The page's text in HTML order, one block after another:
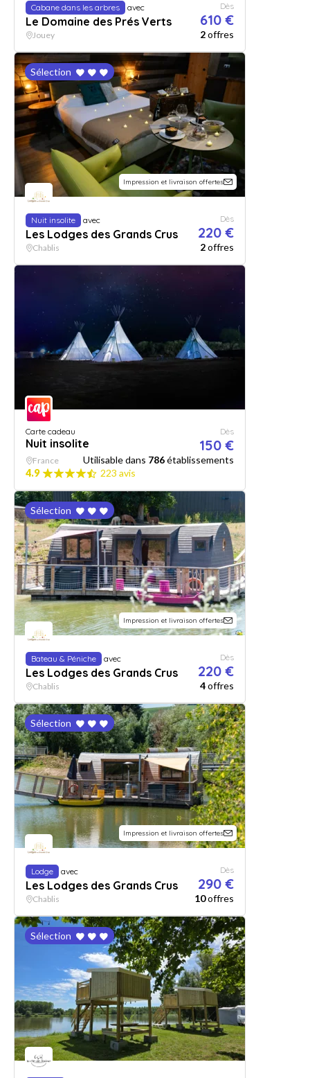
Cabane dans les arbres avec
Le Domaine des Prés Verts
Dès
610 €
Jouey 2offres
Sélection
Impression et livraison offertes
Nuit insolite avec
Les Lodges des Grands Crus
Dès
220 €
Chablis 2offres
Carte cadeau
Nuit insolite
Dès
150 €
France Utilisable dans 786établissements
4.9
223 avis
Sélection
Impression et livraison offertes
Bateau & Péniche avec
Les Lodges des Grands Crus
Dès
220 €
Chablis 4offres
Sélection
Impression et livraison offertes
Lodge avec
Les Lodges des Grands Crus
Dès
290 €
Chablis 10offres
Sélection